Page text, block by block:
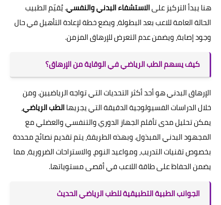
هنا يبدأ التركيز علىالاستشفاء البدني والنفسي. يُقيّم الطبيب
الحالة العامة للاعب بعد البطولة، ويضع خطة لإعادة التأهيل في حال
وجود إصابة، ويضمن عدم التعرض للإرهاق المزمن.
كيف يسهم الطب الرياضي في الوقاية من الإرهاق؟
الإرهاق البدني هو أحد أكثر التحديات التي تواجه الرياضيين. ومن
خلال الدراسات الفسيولوجية الدقيقة التي يجريهاالطب الرياضي،
يمكن تحليل مدى تأقلم الجهاز الدوري والتنفسي والعضلي مع
المجهود البدني المبذول. وبهذه الطريقة، يتم تقديم نصائح محددة
بخصوص تقنيات التدريب، ومواعيد النوم، والاستراحات الضرورية، مما
يضمن الحفاظ على طاقة اللاعب في أقصى مستوياتها.
الجوانب الطبية التطبيقية للطب الرياضي الحديث